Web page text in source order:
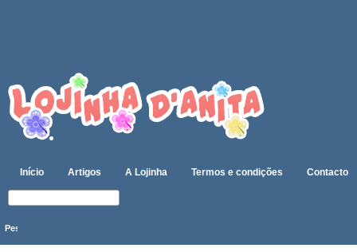
Início Artigos A Lojinha Termos e condições Contacto